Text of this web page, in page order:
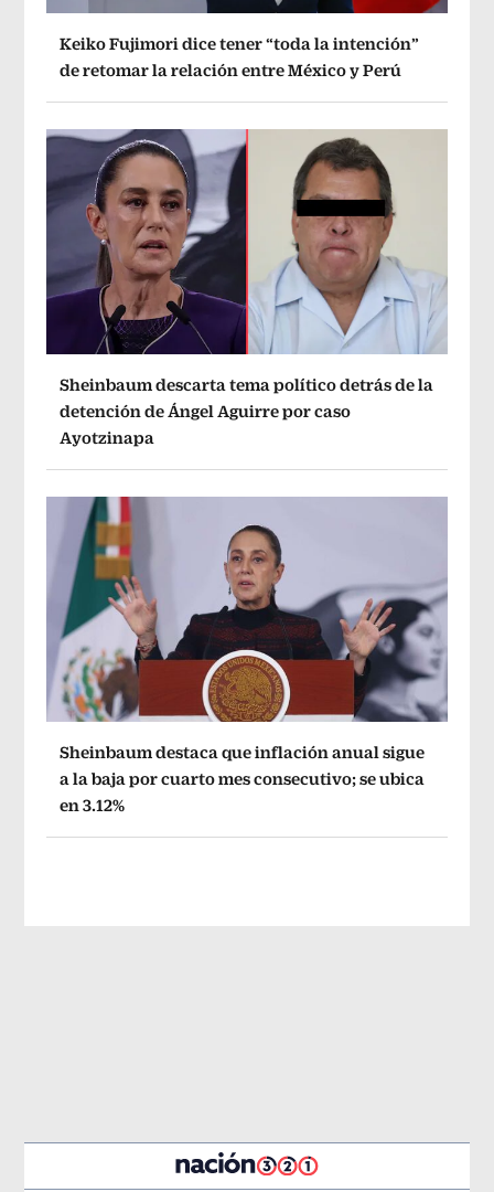
Keiko Fujimori dice tener “toda la intención”
de retomar la relación entre México y Perú
Sheinbaum descarta tema político detrás de la
detención de Ángel Aguirre por caso
Ayotzinapa
Sheinbaum destaca que inflación anual sigue
a la baja por cuarto mes consecutivo; se ubica
en 3.12%